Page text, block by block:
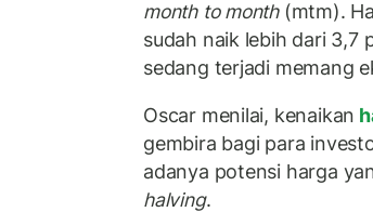
month to month(mtm).
sudah naik lebih dari 3,7
sedang terjadi memang
Oscar menilai, kenaikan
gembira bagi para
adanya potensi harga
halving.